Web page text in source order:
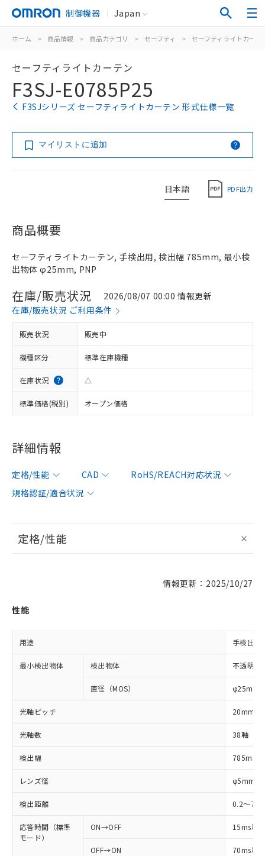
制御機器 Japan
ホーム > 商品情報 > 商品カテゴリ > セーフティ > セーフティライトカー
セーフティライトカーテン
F3SJ-E0785P25
F3SJシリーズ セーフティライトカーテン 形式仕様一覧
マイリストに追加
日本語 PDF出力
商品概要
セーフティライトカーテン, 手検出用, 検出幅 785mm, 最小検
出物体 φ25mm, PNP
在庫/販売状況
2026/08/07 00:00 情報更新
在庫/販売状況 ご利用条件
販売状況 販売中
機種区分 標準在庫機種
在庫状況 △
標準価格(税別) オープン価格
詳細情報
定格/性能 CAD
RoHS/REACH対応状況
規格認証/適合状況
定格/性能
情報更新：2025/10/27
性能
用途 手検出用
最小検出物体 検出物体 不透明体
直径（MOS） φ25mm
光軸ピッチ 20mm
光軸数 38軸
検出幅 785mm
レンズ径 φ5mm
検出距離 0.2～7m
応答時間（標準
モード）
ON→OFF 15ms以
OFF→ON 70ms以